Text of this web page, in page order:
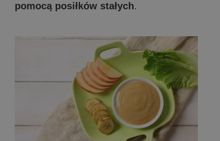
pomocą posiłków stałych.